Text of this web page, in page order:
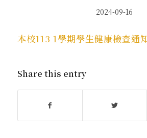
2024-09-16
本校113 1學期學生健康檢查通
Share this entry